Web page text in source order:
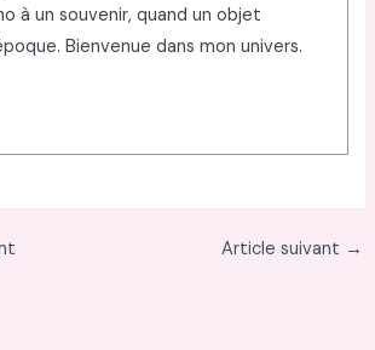
à un souvenir, quand un objet
Bienvenue dans mon univers.
Article suivant →